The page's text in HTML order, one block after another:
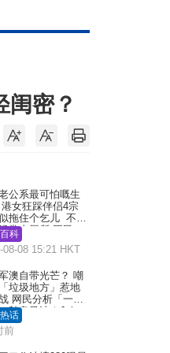
密？
公系最可怕嘅生
女狂踩伴侣4宗
拖住个乞儿 不解
常去厕所 网民一
科
08-08 15:21 HKT
澳自带光芒？ 嘲
垃圾地方」惹地
网民分析「一共
秒息风波｜Juicy
话
前